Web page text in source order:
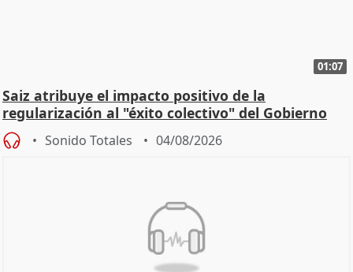
01:07
Saiz atribuye el impacto positivo de la
regularización al "éxito colectivo" del Gobierno
Sonido Totales 04/08/2026